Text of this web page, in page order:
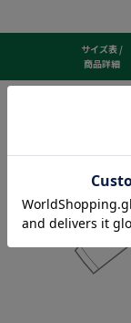
サイズ表 /
商品詳細
73cm